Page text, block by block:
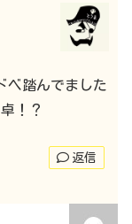
ベ踏んでました
！？
返信